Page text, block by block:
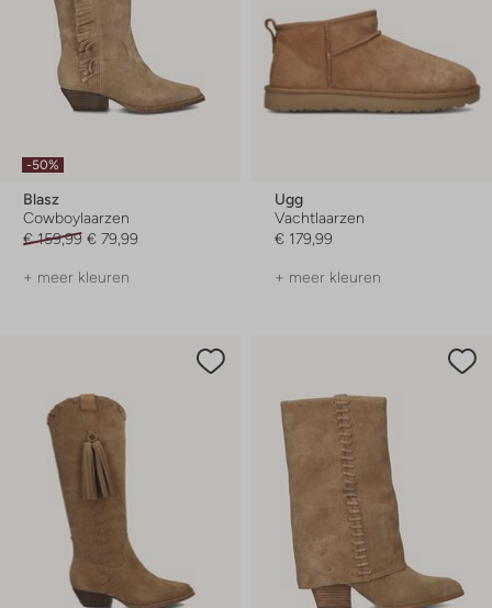
-50%
Blasz
Cowboylaarzen
€ 159,99 € 79,99
+ meer kleuren
Ugg
Vachtlaarzen
€ 179,99
+ meer kleuren